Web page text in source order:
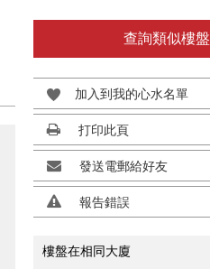
查詢類似樓盤
加入到我的心水名單
打印此頁
發送電郵給好友
報告錯誤
樓盤在相同大廈